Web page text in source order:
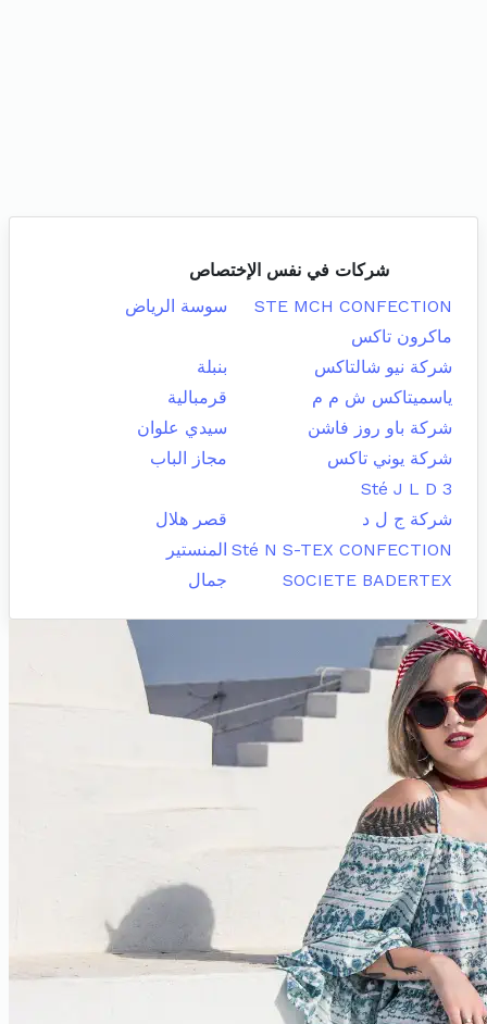
شركات في نفس الإختصاص
STE MCH CONFECTION
سوسة الرياض
ماكرون تاكس
شركة نيو شالتاكس
بنبلة
ياسميتاكس ش م م
قرمبالية
شركة باو روز فاشن
سيدي علوان
شركة يوني تاكس
مجاز الباب
Sté J L D 3
شركة ج ل د
قصر هلال
Sté N S-TEX CONFECTION المنستير
SOCIETE BADERTEX
جمال